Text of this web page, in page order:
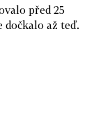
před 25
až teď.